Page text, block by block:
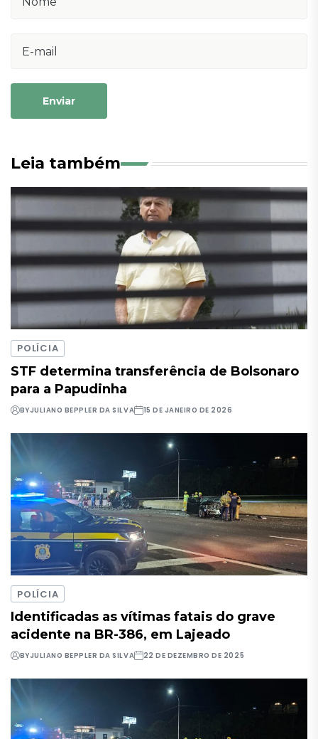
Enviar
Leia também
POLÍCIA
STF determina transferência de Bolsonaro
para a Papudinha
BYJULIANO BEPPLER DA SILVA 15 DE JANEIRO DE 2026
POLÍCIA
Identificadas as vítimas fatais do grave
acidente na BR-386, em Lajeado
BYJULIANO BEPPLER DA SILVA 22 DE DEZEMBRO DE 2025